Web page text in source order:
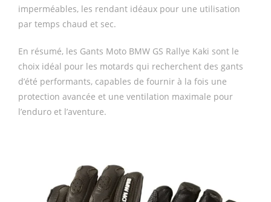
imperméables, les rendant idéaux pour une utilisation
par temps chaud et sec.
En résumé, les Gants Moto BMW GS Rallye Kaki sont le
choix idéal pour les motards qui recherchent des gants
d’été performants, capables de fournir à la fois une
protection avancée et une ventilation maximale pour
l’enduro et l’aventure.